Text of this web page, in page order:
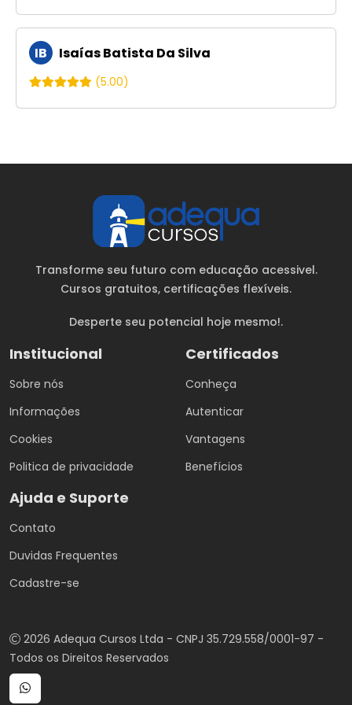
IB Isaías Batista Da Silva
(5.00)
Transforme seu futuro com educação acessivel.
Cursos gratuitos, certificações flexíveis.
Desperte seu potencial hoje mesmo!.
Institucional
Sobre nós
Informações
Cookies
Politica de privacidade
Certificados
Conheça
Autenticar
Vantagens
Benefícios
Ajuda e Suporte
Contato
Duvidas Frequentes
Cadastre-se
2026 Adequa Cursos Ltda - CNPJ 35.729.558/0001-97 -
Todos os Direitos Reservados